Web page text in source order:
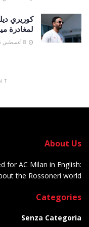
كوريري
لمغادرة
About Us
for AC Milan in English:
the Rossoneri world.
Categories
Senza Categoria